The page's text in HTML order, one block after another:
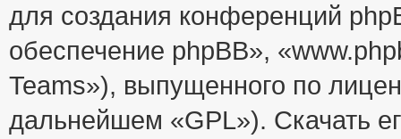
для создания конференций
обеспечение phpBB»,
Teams»), выпущенного по
дальнейшем «GPL»). Скачать